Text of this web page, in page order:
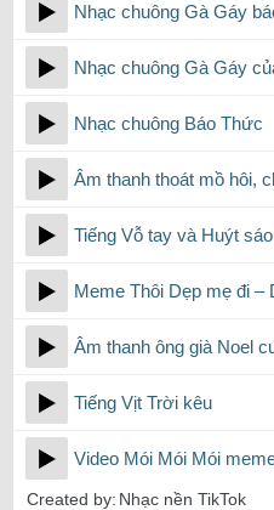
Nhạc chuông Gà Gáy
Nhạc chuông Gà Gáy
Nhạc chuông Báo Thức
Âm thanh thoát mồ hôi,
Tiếng Vỗ tay và Huýt
Meme Thôi Dẹp mẹ đi –
Âm thanh ông già Noel
Tiếng Vịt Trời kêu
Video Mói Mói Mói
Created by: Nhạc nền TikTok